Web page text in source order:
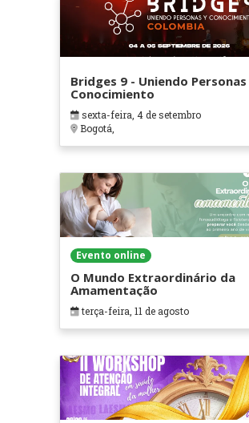
Bridges 9 - Uniendo Personas
Conocimiento
sexta-feira, 4 de setembro
Bogotá,
Evento online
O Mundo Extraordinário da
Amamentação
terça-feira, 11 de agosto